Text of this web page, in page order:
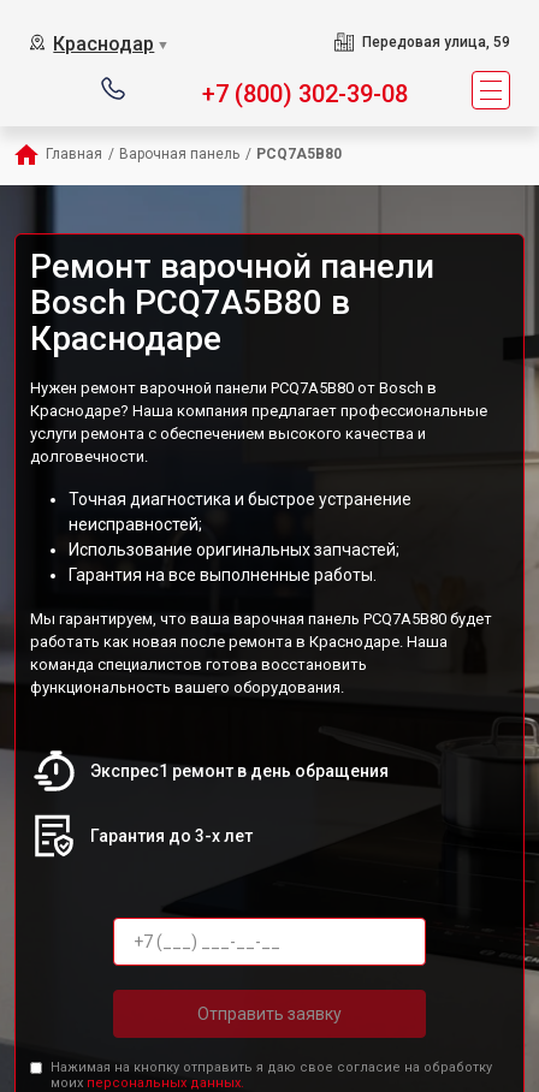
Краснодар ▼ Передовая улица, 59
+7 (800) 302-39-08
Главная / Варочная панель / PCQ7A5B80
Ремонт варочной панели
Bosch PCQ7A5B80 в
Краснодаре
Нужен ремонт варочной панели PCQ7A5B80 от Bosch в
Краснодаре? Наша компания предлагает профессиональные
услуги ремонта с обеспечением высокого качества и
долговечности.
Точная диагностика и быстрое устранение
неисправностей;
Использование оригинальных запчастей;
Гарантия на все выполненные работы.
Мы гарантируем, что ваша варочная панель PCQ7A5B80 будет
работать как новая после ремонта в Краснодаре. Наша
команда специалистов готова восстановить
функциональность вашего оборудования.
Экспрес1 ремонт в день обращения
Гарантия до 3-х лет
Отправить заявку
Нажимая на кнопку отправить я даю свое согласие на обработку
моих персональных данных.